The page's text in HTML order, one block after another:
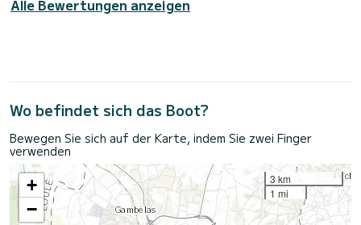
Alle Bewertungen anzeigen
Wo befindet sich das Boot?
Bewegen Sie sich auf der Karte, indem Sie zwei Finger
verwenden
+
−
3 km
1 mi